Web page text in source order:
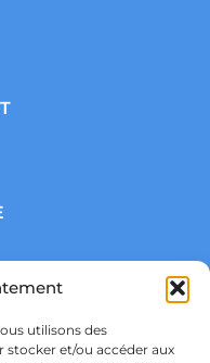
utilisons des
stocker et/ou accéder aux